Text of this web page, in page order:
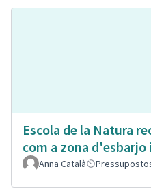
Escola de la Natura
com a zona d'esbarjo
Anna Català